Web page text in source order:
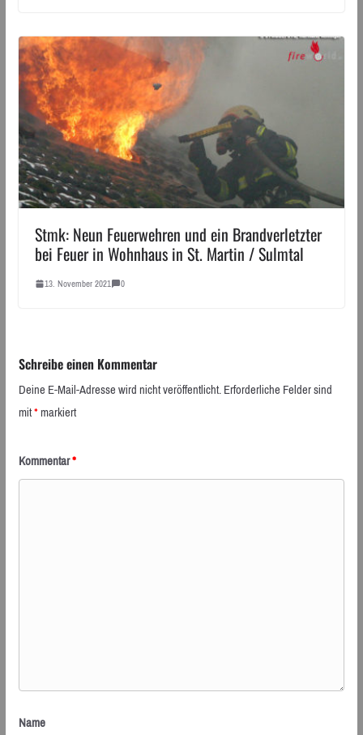
Stmk: Neun Feuerwehren und ein Brandverletzter
bei Feuer in Wohnhaus in St. Martin / Sulmtal
13. November 2021 0
Schreibe einen Kommentar
Deine E-Mail-Adresse wird nicht veröffentlicht.Erforderliche Felder sind
mit*markiert
Kommentar*
Name